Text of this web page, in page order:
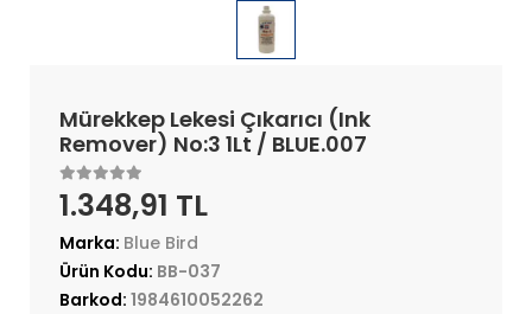
Mürekkep Lekesi Çıkarıcı (Ink
Remover) No:3 1Lt / BLUE.007
1.348,91 TL
Marka: Blue Bird
Ürün Kodu: BB-037
Barkod: 1984610052262